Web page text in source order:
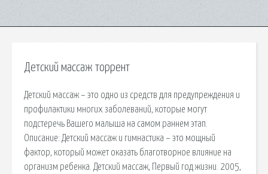
Детский массаж торрент
Детский массаж – это одно из средств для предупреждения и
профилактики многих заболеваний, которые могут
подстеречь Вашего малыша на самом раннем этап.
Описание: Детский массаж и гимнастика – это мощный
фактор, который может оказать благотворное влияние на
организм ребенка. Детский массаж, Первый год жизни. 2005,